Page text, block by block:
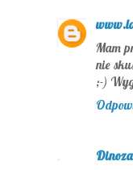
Mam
nie
;-)